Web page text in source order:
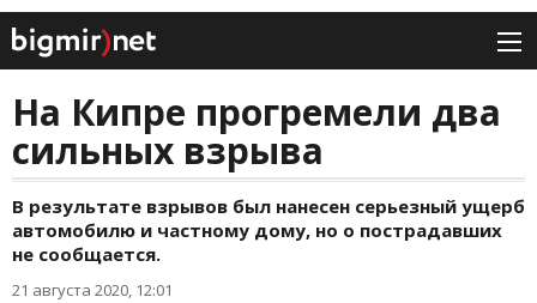
На Кипре прогремели два
сильных взрыва
В результате взрывов был нанесен серьезный ущерб
автомобилю и частному дому, но о пострадавших
не сообщается.
21 августа 2020, 12:01